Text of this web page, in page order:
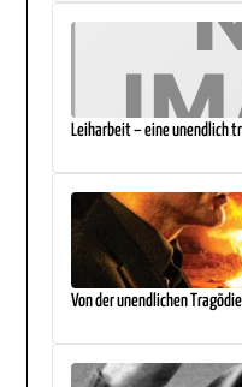
Leiharbeit – eine unendlich
Von der unendlichen